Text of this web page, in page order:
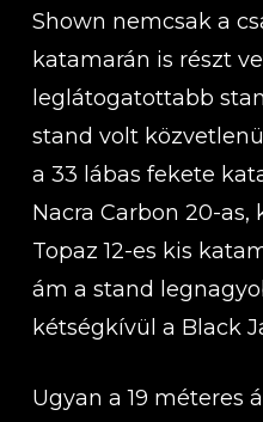
Shown nemcsak a
katamarán is részt
leglátogatottabb
stand volt
a 33 lábas fekete
Nacra Carbon 20-as,
Topaz 12-es kis
ám a stand
kétségkívül a Black
Ugyan a 19 méteres